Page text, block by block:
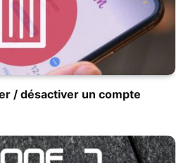
/ désactiver un compte